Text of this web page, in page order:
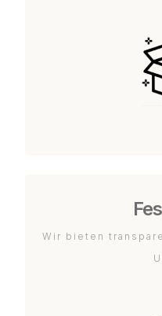
Wir bieten